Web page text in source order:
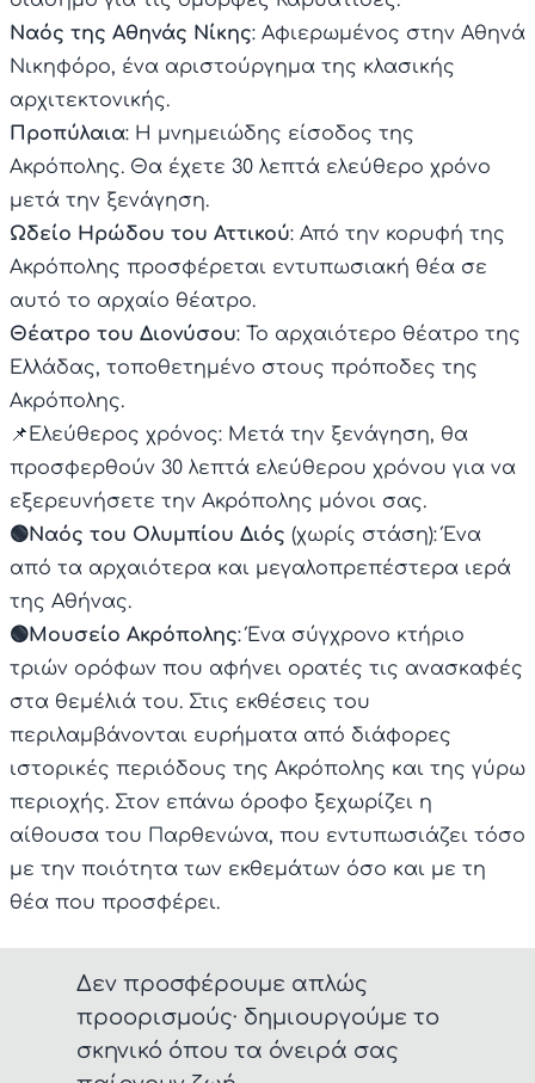
Ναός της Αθηνάς Νίκης: Αφιερωμένος στην Αθηνά
Νικηφόρο, ένα αριστούργημα της κλασικής
αρχιτεκτονικής.
Προπύλαια: Η μνημειώδης είσοδος της
Ακρόπολης. Θα έχετε 30 λεπτά ελεύθερο χρόνο
μετά την ξενάγηση.
Ωδείο Ηρώδου του Αττικού: Από την κορυφή της
Ακρόπολης προσφέρεται εντυπωσιακή θέα σε
αυτό το αρχαίο θέατρο.
Θέατρο του Διονύσου: Το αρχαιότερο θέατρο της
Ελλάδας, τοποθετημένο στους πρόποδες της
Ακρόπολης.
📌Ελεύθερος χρόνος: Μετά την ξενάγηση, θα
προσφερθούν 30 λεπτά ελεύθερου χρόνου για να
εξερευνήσετε την Ακρόπολης μόνοι σας.
🟢Ναός του Ολυμπίου Διός (χωρίς στάση): Ένα
από τα αρχαιότερα και μεγαλοπρεπέστερα ιερά
της Αθήνας.
🟢Μουσείο Ακρόπολης: Ένα σύγχρονο κτήριο
τριών ορόφων που αφήνει ορατές τις ανασκαφές
στα θεμέλιά του. Στις εκθέσεις του
περιλαμβάνονται ευρήματα από διάφορες
ιστορικές περιόδους της Ακρόπολης και της γύρω
περιοχής. Στον επάνω όροφο ξεχωρίζει η
αίθουσα του Παρθενώνα, που εντυπωσιάζει τόσο
με την ποιότητα των εκθεμάτων όσο και με τη
θέα που προσφέρει.
Δεν προσφέρουμε απλώς
προορισμούς· δημιουργούμε το
σκηνικό όπου τα όνειρά σας